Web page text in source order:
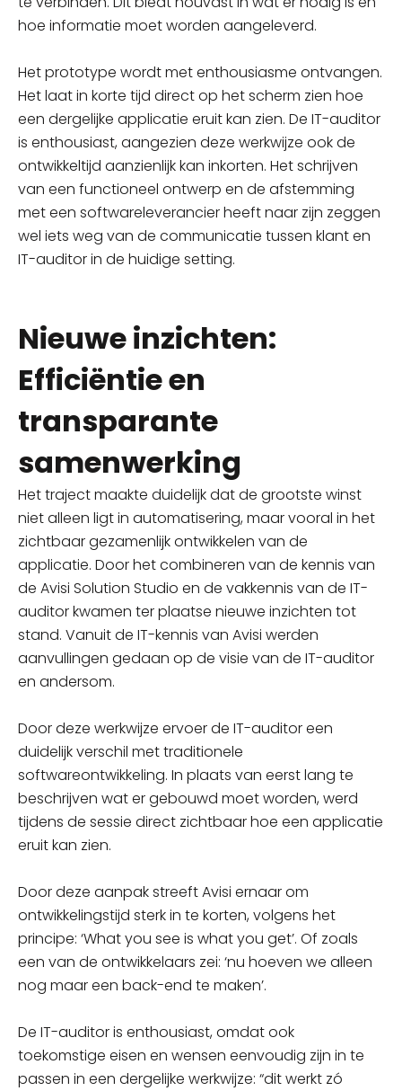
hoe informatie moet worden aangeleverd.
Het prototype wordt met enthousiasme ontvangen.
Het laat in korte tijd direct op het scherm zien hoe
een dergelijke applicatie eruit kan zien. De IT-auditor
is enthousiast, aangezien deze werkwijze ook de
ontwikkeltijd aanzienlijk kan inkorten. Het schrijven
van een functioneel ontwerp en de afstemming
met een softwareleverancier heeft naar zijn zeggen
wel iets weg van de communicatie tussen klant en
IT-auditor in de huidige setting.
Nieuwe inzichten:
Efficiëntie en
transparante
samenwerking
Het traject maakte duidelijk dat de grootste winst
niet alleen ligt in automatisering, maar vooral in het
zichtbaar gezamenlijk ontwikkelen van de
applicatie. Door het combineren van de kennis van
de Avisi Solution Studio en de vakkennis van de IT-
auditor kwamen ter plaatse nieuwe inzichten tot
stand. Vanuit de IT-kennis van Avisi werden
aanvullingen gedaan op de visie van de IT-auditor
en andersom.
Door deze werkwijze ervoer de IT-auditor een
duidelijk verschil met traditionele
softwareontwikkeling. In plaats van eerst lang te
beschrijven wat er gebouwd moet worden, werd
tijdens de sessie direct zichtbaar hoe een applicatie
eruit kan zien.
Door deze aanpak streeft Avisi ernaar om
ontwikkelingstijd sterk in te korten, volgens het
principe: ‘What you see is what you get’. Of zoals
een van de ontwikkelaars zei: ‘nu hoeven we alleen
nog maar een back-end te maken’.
De IT-auditor is enthousiast, omdat ook
toekomstige eisen en wensen eenvoudig zijn in te
passen in een dergelijke werkwijze: “dit werkt zó